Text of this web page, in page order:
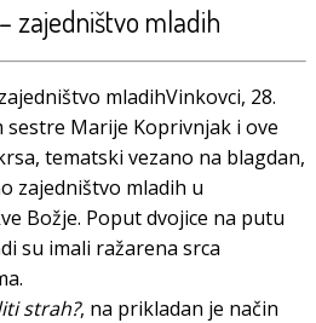
zajedništvo mladih
Vinkovci, 28.
sestre Marije Koprivnjak i ove
tematski vezano na blagdan,
zajedništvo mladih u
Božje. Poput dvojice na putu
su imali ražarena srca
strah?, na prikladan je način